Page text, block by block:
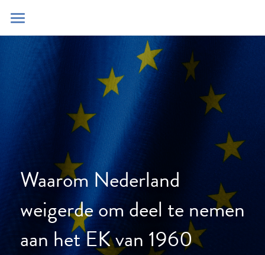
Home
Blog
Contact
Zoeken
POWERED BY
Waarom Nederland
weigerde om deel te nemen
aan het EK van 1960